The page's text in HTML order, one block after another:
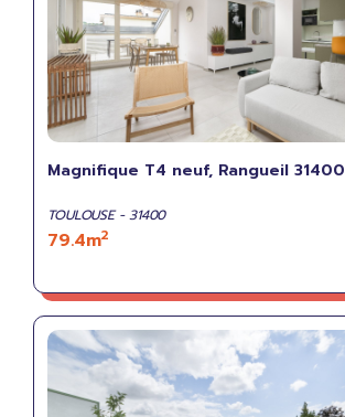
Magnifique T4 neuf, Rangueil 31400
TOULOUSE - 31400
79.4m2